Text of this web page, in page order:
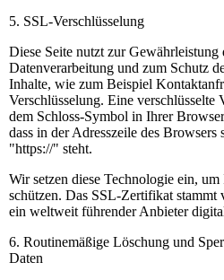
5. SSL-Verschlüsselung
Diese Seite nutzt zur Gewährleistung
Datenverarbeitung und zum Schutz
Inhalte, wie zum Beispiel
Verschlüsselung. Eine verschlüsselte
dem Schloss-Symbol in Ihrer
dass in der Adresszeile des
"https://" steht.
Wir setzen diese Technologie ein,
schützen. Das SSL-Zertifikat
ein weltweit führender Anbieter
6. Routinemäßige Löschung und
Daten